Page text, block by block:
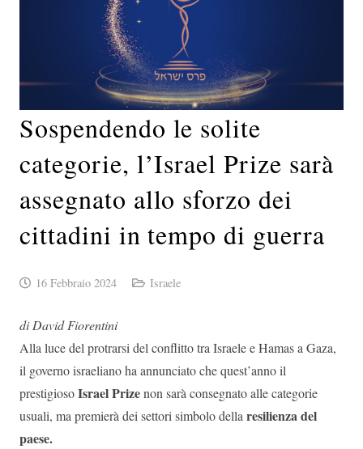
Sospendendo le solite
categorie, l’Israel Prize sarà
assegnato allo sforzo dei
cittadini in tempo di guerra
16 Febbraio 2024 Israele
di David Fiorentini
Alla luce del protrarsi del conflitto tra Israele e Hamas a Gaza,
il governo israeliano ha annunciato che quest’anno il
prestigiosoIsrael Prizenon sarà consegnato alle categorie
usuali, ma premierà dei settori simbolo dellaresilienza del
paese.